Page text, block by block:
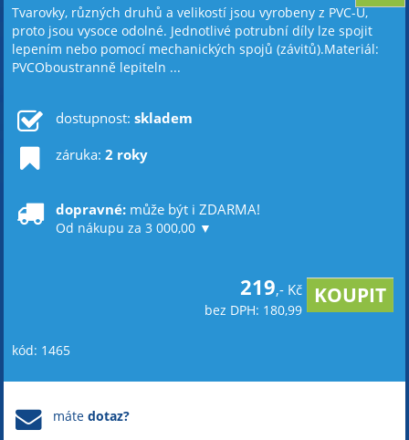
Tvarovky, různých druhů a velikostí jsou vyrobeny z PVC-U,
proto jsou vysoce odolné. Jednotlivé potrubní díly lze spojit
lepením nebo pomocí mechanických spojů (závitů).Materiál:
PVCOboustranně lepiteln ...
dostupnost: skladem
záruka: 2 roky
dopravné: může být i ZDARMA!
Od nákupu za 3 000,00 ▼
219,- Kč
bez DPH: 180,99
kód: 1465
mátedotaz?